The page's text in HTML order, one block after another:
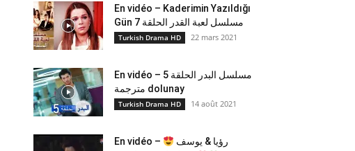
En vidéo – Kaderimin Yazıldığı
Gün مسلسل لعبة القدر الحلقة 7
Turkish Drama HD 22 mars 2021
En vidéo – مسلسل البدر الحلقة 5
مترجمة dolunay
Turkish Drama HD 14 août 2021
En vidéo –